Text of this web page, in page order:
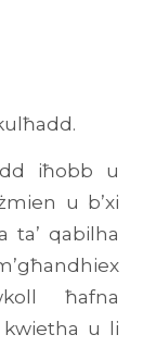
iħobb u
u b’xi
ta’ qabilha
ħafna
u li